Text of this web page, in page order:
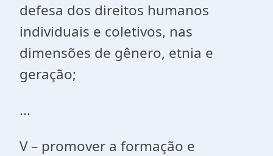
defesa dos direitos humanos
individuais e coletivos, nas
dimensões de gênero, etnia e
geração;
...
V – promover a formação e